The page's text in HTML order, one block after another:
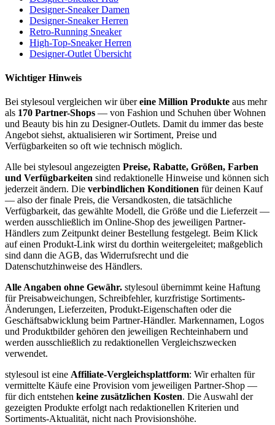
Designer-Sneaker Damen
Designer-Sneaker Herren
Retro-Running Sneaker
High-Top-Sneaker Herren
Designer-Outlet Übersicht
Wichtiger Hinweis
Bei stylesoul vergleichen wir übereine Million Produkte aus mehr
als 170 Partner-Shops — von Fashion und Schuhen über Wohnen
und Beauty bis hin zu Designer-Outlets. Damit du immer das beste
Angebot siehst, aktualisieren wir Sortiment, Preise und
Verfügbarkeiten so oft wie technisch möglich.
Alle bei stylesoul angezeigten Preise, Rabatte, Größen, Farben
und Verfügbarkeiten sind redaktionelle Hinweise und können sich
jederzeit ändern. Die verbindlichen Konditionen für deinen Kauf
— also der finale Preis, die Versandkosten, die tatsächliche
Verfügbarkeit, das gewählte Modell, die Größe und die Lieferzeit —
werden ausschließlich im Online-Shop des jeweiligen Partner-
Händlers zum Zeitpunkt deiner Bestellung festgelegt. Beim Klick
auf einen Produkt-Link wirst du dorthin weitergeleitet; maßgeblich
sind dann die AGB, das Widerrufsrecht und die
Datenschutzhinweise des Händlers.
Alle Angaben ohne Gewähr. stylesoul übernimmt keine Haftung
für Preisabweichungen, Schreibfehler, kurzfristige Sortiments-
Änderungen, Lieferzeiten, Produkt-Eigenschaften oder die
Geschäftsabwicklung beim Partner-Händler. Markennamen, Logos
und Produktbilder gehören den jeweiligen Rechteinhabern und
werden ausschließlich zu redaktionellen Vergleichszwecken
verwendet.
stylesoul ist eine Affiliate-Vergleichsplattform: Wir erhalten für
vermittelte Käufe eine Provision vom jeweiligen Partner-Shop —
für dich entstehen keine zusätzlichen Kosten. Die Auswahl der
gezeigten Produkte erfolgt nach redaktionellen Kriterien und
Sortiments-Aktualität, nicht nach Provisionshöhe.